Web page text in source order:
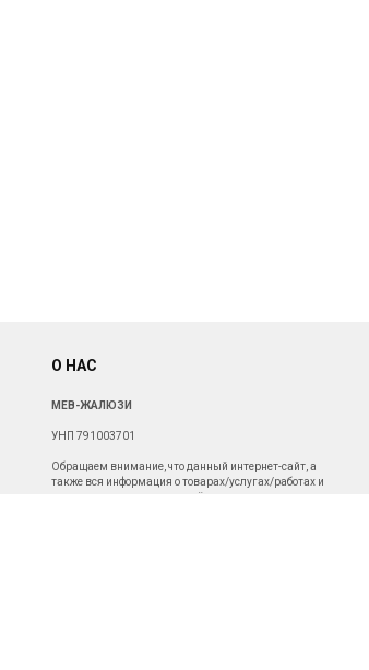
О НАС
МЕВ-ЖАЛЮЗИ
УНП 791003701
Обращаем внимание, что данный интернет-сайт, а
также вся информация о товарах/услугах/работах и
ценах, представленная на нём, носит исключительно